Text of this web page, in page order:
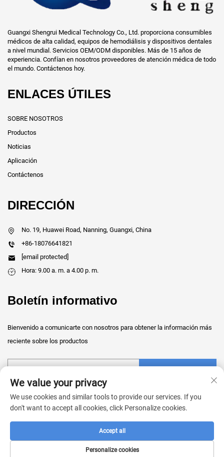
Guangxi Shengrui Medical Technology Co., Ltd. proporciona consumibles
médicos de alta calidad, equipos de hemodiálisis y dispositivos dentales
a nivel mundial. Servicios OEM/ODM disponibles. Más de 15 años de
experiencia. Confían en nosotros proveedores de atención médica de todo
el mundo. Contáctenos hoy.
ENLACES ÚTILES
SOBRE NOSOTROS
Productos
Noticias
Aplicación
Contáctenos
DIRECCIÓN
No. 19, Huawei Road, Nanning, Guangxi, China
+86-18076641821
[email protected]
Hora: 9.00 a. m. a 4.00 p. m.
Boletín informativo
Bienvenido a comunicarte con nosotros para obtener la información más
reciente sobre los productos
Copyright © 2026 China Guangxi Shengrui Medical Technology Co., Ltd.
Todos los derechos reservados. - Política de privacidad
We value your privacy
We use cookies and similar tools to provide our services. If you
don't want to accept all cookies, click Personalize cookies.
Personalize cookies
Accept all